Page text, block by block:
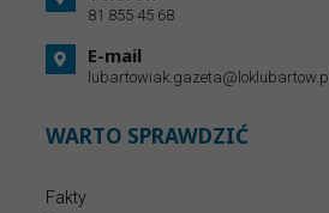
81 855 45 68
E-mail
lubartowiak.gazeta@loklubartow.pl
WARTO SPRAWDZIĆ
Fakty